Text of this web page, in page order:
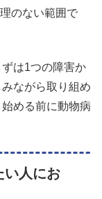
のない範囲で
は1つの障害か
ながら取り組め
める前に動物病
い人にお